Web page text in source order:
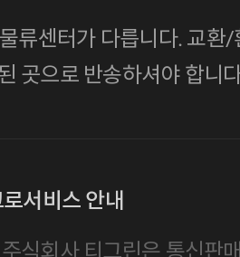
류센터가 다릅니다. 교환
곳으로 반송하셔야 합니
서비스 안내
식회사 티그린은 통신판